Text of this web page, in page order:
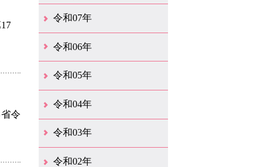
令
令和07年
12月（51）
11月（42）
10月（35）
9月（35）
8月（26）
7月（25）
6月（37）
5月（26）
4月（35）
3月（33）
2月（35）
1月（24）
令和06年
12月（45）
11月（37）
10月（31）
9月（29）
8月（35）
7月（29）
6月（33）
5月（31）
4月（46）
3月（52）
2月（21）
1月（72）
令和05年
12月（37）
11月（31）
10月（30）
9月（30）
8月（26）
7月（29）
6月（19）
5月（27）
4月（28）
3月（39）
2月（21）
1月（23）
令和04年
12月（41）
11月（21）
10月（32）
9月（33）
8月（31）
7月（25）
6月（29）
5月（16）
4月（48）
3月（42）
2月（23）
1月（31）
令和03年
12月（26）
11月（25）
10月（18）
9月（33）
8月（25）
7月（28）
6月（24）
5月（24）
4月（35）
3月（68）
2月（18）
1月（44）
令和02年